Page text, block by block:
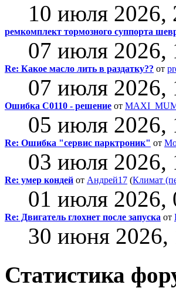
10 июля 2026,
ремкомплект тормозного суппорта
07 июля 2026,
Re: Какое масло лить в раздатку?? от
07 июля 2026,
Ошибка C0110 - решение от
05 июля 2026,
Re: Ошибка "сервис парктроник" от
03 июля 2026,
Re: умер кондей от Андрей17 (Климат
01 июля 2026,
Re: Двигатель глохнет после запуска от
30 июня 2026,
Статистика